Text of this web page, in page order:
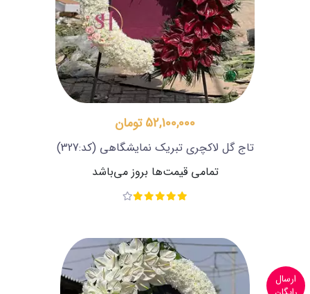
52,100,000 تومان
تاج گل لاکچری تبریک نمایشگاهی (کد:327)
تمامی قیمت‌ها بروز می‌باشد
ارسال